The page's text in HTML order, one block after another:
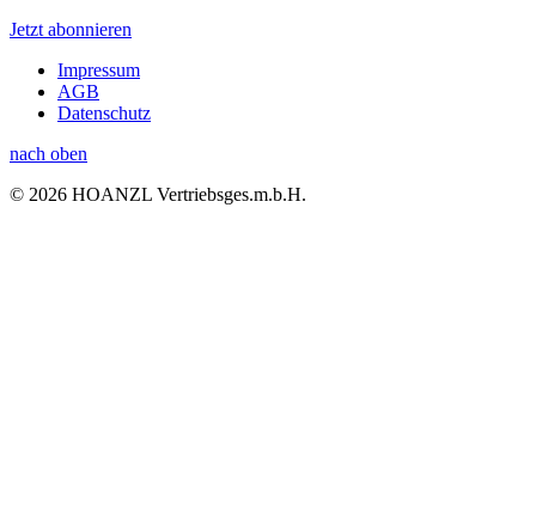
Jetzt abonnieren
Impressum
AGB
Datenschutz
nach oben
© 2026 HOANZL Vertriebsges.m.b.H.